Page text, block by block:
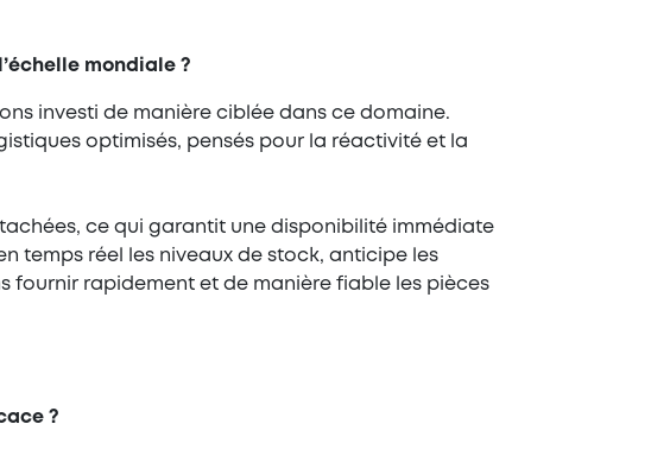
mondiale ?
investi de manière ciblée dans ce domaine.
optimisés, pensés pour la réactivité et la
ce qui garantit une disponibilité immédiate
temps réel les niveaux de stock, anticipe les
fournir rapidement et de manière fiable les pièces
?